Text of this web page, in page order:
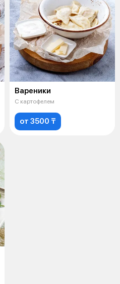
Вареники
С картофелем
от 3500 ₸